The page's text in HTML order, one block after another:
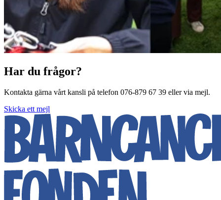
Har du frågor?
Kontakta gärna vårt kansli på telefon 076-879 67 39 eller via mejl.
Skicka ett mejl